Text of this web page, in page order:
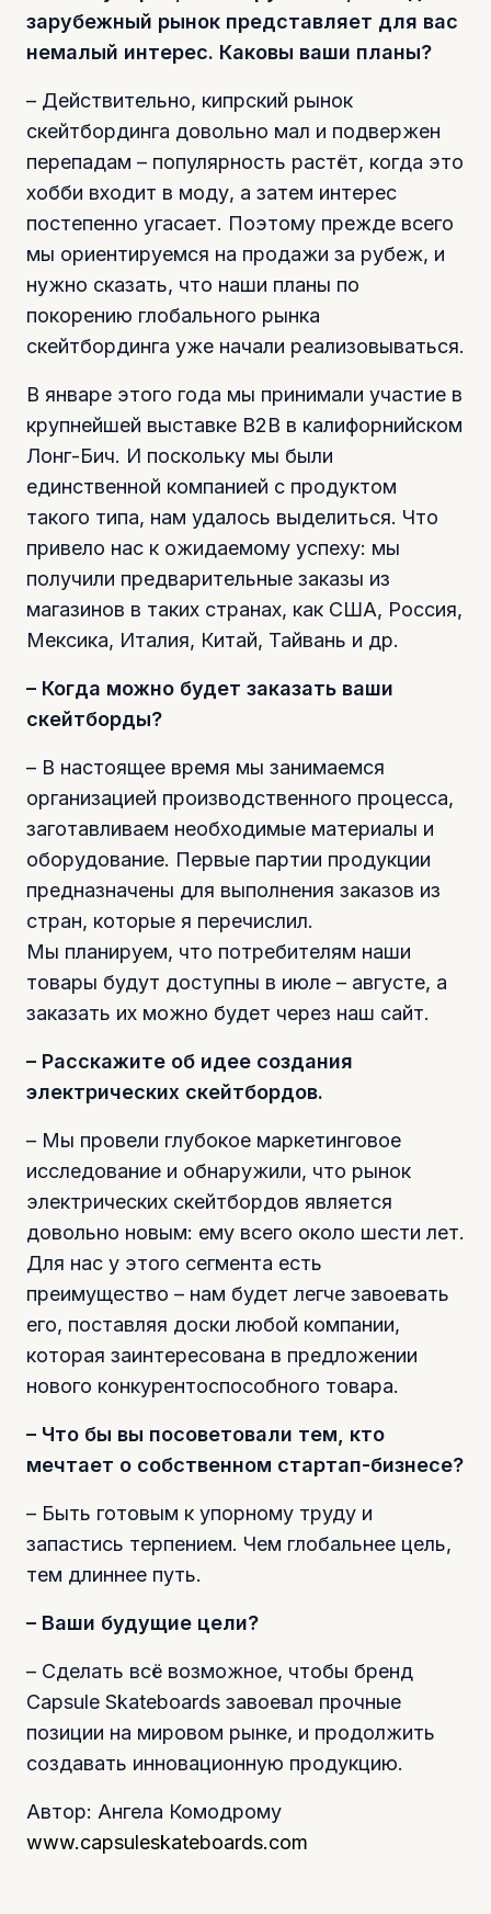
зарубежный рынок представляет для вас
немалый интерес. Каковы ваши планы?
– Действительно, кипрский рынок
скейтбординга довольно мал и подвержен
перепадам – популярность растёт, когда это
хобби входит в моду, а затем интерес
постепенно угасает. Поэтому прежде всего
мы ориентируемся на продажи за рубеж, и
нужно сказать, что наши планы по
покорению глобального рынка
скейтбординга уже начали реализовываться.
В январе этого года мы принимали участие в
крупнейшей выставке B2B в калифорнийском
Лонг-Бич. И поскольку мы были
единственной компанией с продуктом
такого типа, нам удалось выделиться. Что
привело нас к ожидаемому успеху: мы
получили предварительные заказы из
магазинов в таких странах, как США, Россия,
Мексика, Италия, Китай, Тайвань и др.
– Когда можно будет заказать ваши
скейтборды?
– В настоящее время мы занимаемся
организацией производственного процесса,
заготавливаем необходимые материалы и
оборудование. Первые партии продукции
предназначены для выполнения заказов из
стран, которые я перечислил.
Мы планируем, что потребителям наши
товары будут доступны в июле – августе, а
заказать их можно будет через наш сайт.
– Расскажите об идее создания
электрических скейтбордов.
– Мы провели глубокое маркетинговое
исследование и обнаружили, что рынок
электрических скейтбордов является
довольно новым: ему всего около шести лет.
Для нас у этого сегмента есть
преимущество – нам будет легче завоевать
его, поставляя доски любой компании,
которая заинтересована в предложении
нового конкурентоспособного товара.
– Что бы вы посоветовали тем, кто
мечтает о собственном стартап-бизнесе?
– Быть готовым к упорному труду и
запастись терпением. Чем глобальнее цель,
тем длиннее путь.
– Ваши будущие цели?
– Сделать всё возможное, чтобы бренд
Capsule Skateboards завоевал прочные
позиции на мировом рынке, и продолжить
создавать инновационную продукцию.
Автор: Ангела Комодрому
www.capsuleskateboards.com